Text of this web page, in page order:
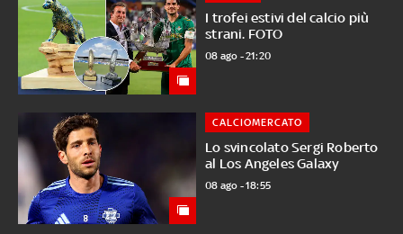
I trofei estivi del calcio più
strani. FOTO
08 ago - 21:20
Lo svincolato Sergi Roberto
al Los Angeles Galaxy
CALCIOMERCATO
08 ago - 18:55